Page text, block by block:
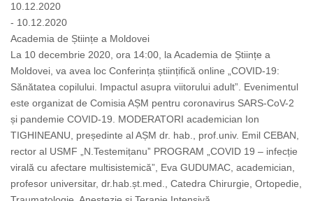
10.12.2020
- 10.12.2020
Academia de Științe a Moldovei
La 10 decembrie 2020, ora 14:00, la Academia de Științe a
Moldovei, va avea loc Conferința științifică online „COVID-19:
Sănătatea copilului. Impactul asupra viitorului adult”. Evenimentul
este organizat de Comisia AȘM pentru coronavirus SARS-CoV-2
și pandemie COVID-19. MODERATORI academician Ion
TIGHINEANU, președinte al AȘM dr. hab., prof.univ. Emil CEBAN,
rector al USMF „N.Testemițanuˮ PROGRAM „COVID 19 – infecție
virală cu afectare multisistemică”, Eva GUDUMAC, academician,
profesor universitar, dr.hab.șt.med., Catedra Chirurgie, Ortopedie,